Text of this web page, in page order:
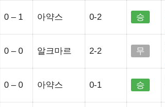
0 – 1 아약스 0-2 승
0 – 0 알크마르 2-2 무
0 – 0 아약스 0-1 승